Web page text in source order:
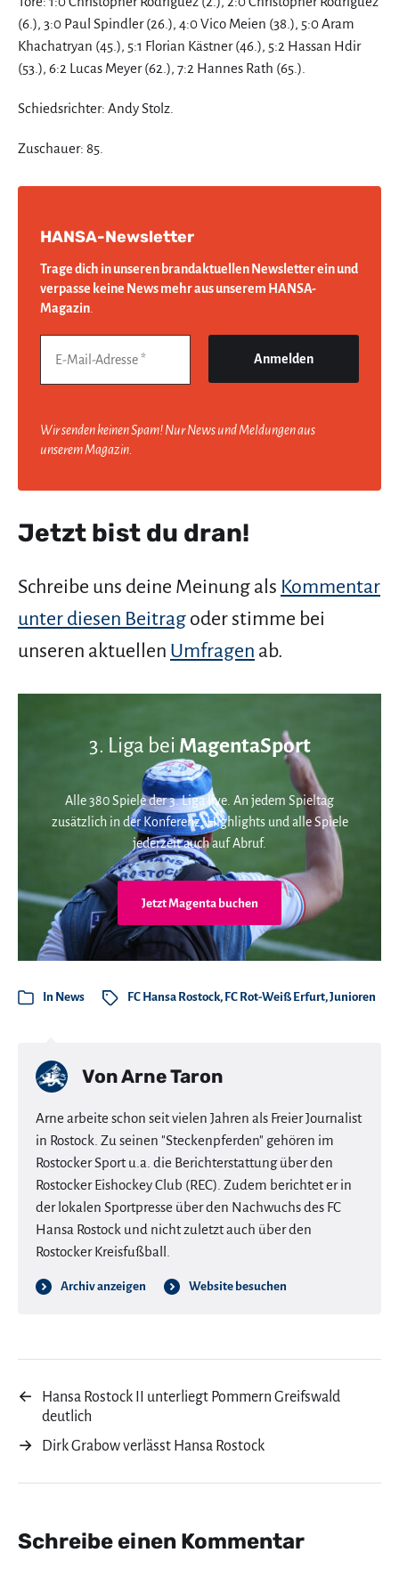
(6.), 3:0 Paul Spindler (26.), 4:0 Vico Meien (38.), 5:0 Aram
Khachatryan (45.), 5:1 Florian Kästner (46.), 5:2 Hassan Hdir
(53.), 6:2 Lucas Meyer (62.), 7:2 Hannes Rath (65.).
Schiedsrichter: Andy Stolz.
Zuschauer: 85.
HANSA-Newsletter
Trage dich in unseren brandaktuellen Newsletter ein und
verpasse keine News mehr aus unserem HANSA-
Magazin.
Wir senden keinen Spam! Nur News und Meldungen aus
unserem Magazin.
Jetzt bist du dran!
Schreibe uns deine Meinung als Kommentar
unter diesen Beitrag oder stimme bei
unseren aktuellen Umfragen ab.
3. Liga bei MagentaSport
Alle 380 Spiele der 3. Liga live. An jedem Spieltag
zusätzlich in der Konferenz. Highlights und alle Spiele
jederzeit auch auf Abruf.
Jetzt Magenta buchen
In News FC Hansa Rostock, FC Rot-Weiß Erfurt,Junioren
VonArne Taron
Arne arbeite schon seit vielen Jahren als Freier Journalist
in Rostock. Zu seinen "Steckenpferden" gehören im
Rostocker Sport u.a. die Berichterstattung über den
Rostocker Eishockey Club (REC). Zudem berichtet er in
der lokalen Sportpresse über den Nachwuchs des FC
Hansa Rostock und nicht zuletzt auch über den
Rostocker Kreisfußball.
Archiv anzeigen Website besuchen
←
Hansa Rostock II unterliegt Pommern Greifswald
deutlich
→
Dirk Grabow verlässt Hansa Rostock
Schreibe einen Kommentar